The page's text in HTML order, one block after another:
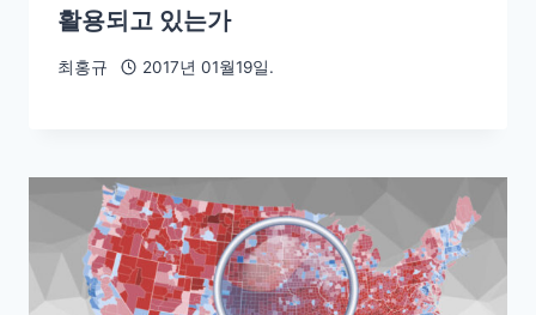
활용되고 있는가
최홍규 2017년 01월19일.